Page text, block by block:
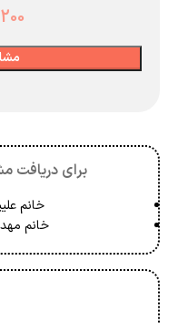
برای دریافت
خانم علیپور:
خانم مهدوی: